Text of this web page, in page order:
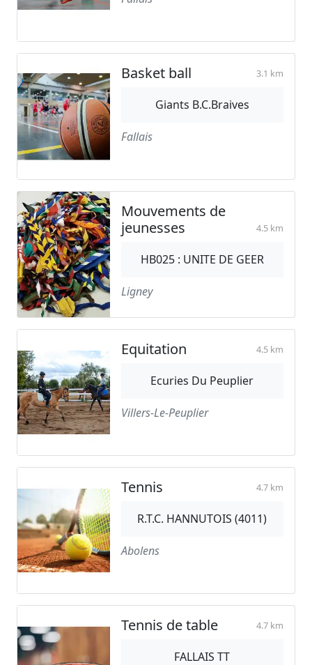
Basket ball 3.1 km
Giants B.C.Braives
Fallais
Mouvements de
jeunesses
4.5 km
HB025 : UNITE DE GEER
Ligney
Equitation 4.5 km
Ecuries Du Peuplier
Villers-Le-Peuplier
Tennis 4.7 km
R.T.C. HANNUTOIS (4011)
Abolens
Tennis de table 4.7 km
FALLAIS TT